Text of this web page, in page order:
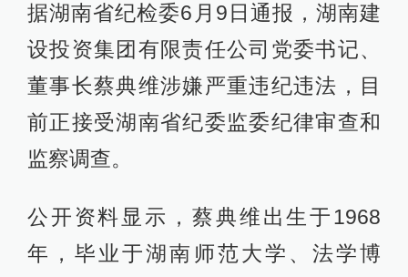
据湖南省纪检委6月9日通报，湖南建
设投资集团有限责任公司党委书记、
董事长蔡典维涉嫌严重违纪违法，目
前正接受湖南省纪委监委纪律审查和
监察调查。
公开资料显示，蔡典维出生于1968
年，毕业于湖南师范大学、法学博